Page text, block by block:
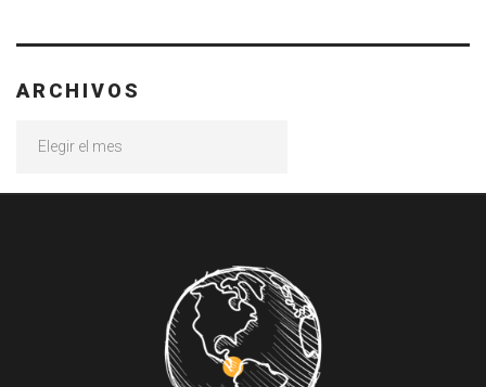
ARCHIVOS